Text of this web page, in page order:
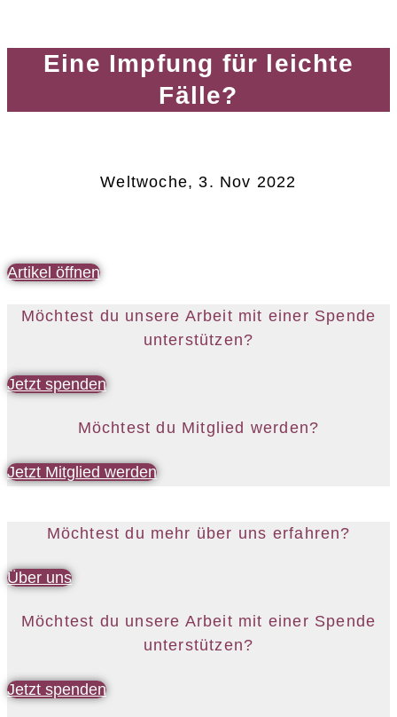
Eine Impfung für leichte
Fälle?
Weltwoche, 3. Nov 2022
Artikel öffnen
Möchtest du unsere Arbeit mit einer Spende
unterstützen?
Jetzt spenden
Möchtest du Mitglied werden?
Jetzt Mitglied werden
Möchtest du mehr über uns erfahren?
Über uns
Möchtest du unsere Arbeit mit einer Spende
unterstützen?
Jetzt spenden